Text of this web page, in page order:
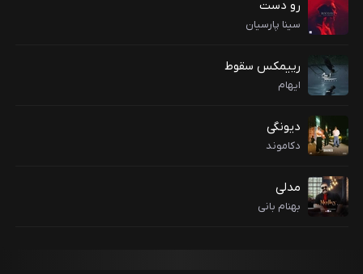
رو دست
سینا پارسیان
رییمکس سقوط
ایهام
دیونگی
دکاموند
مدلی
بهنام بانی